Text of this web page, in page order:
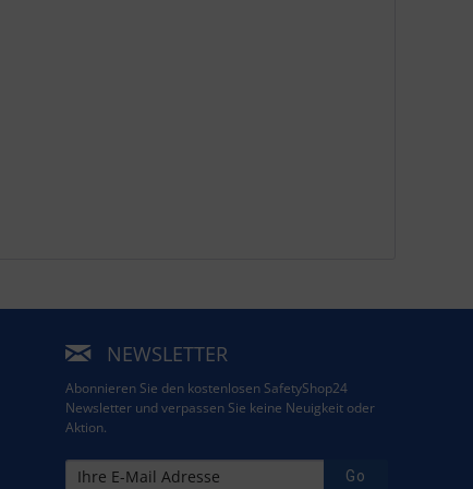
NEWSLETTER
Abonnieren Sie den kostenlosen SafetyShop24
Newsletter und verpassen Sie keine Neuigkeit oder
Aktion.
Go